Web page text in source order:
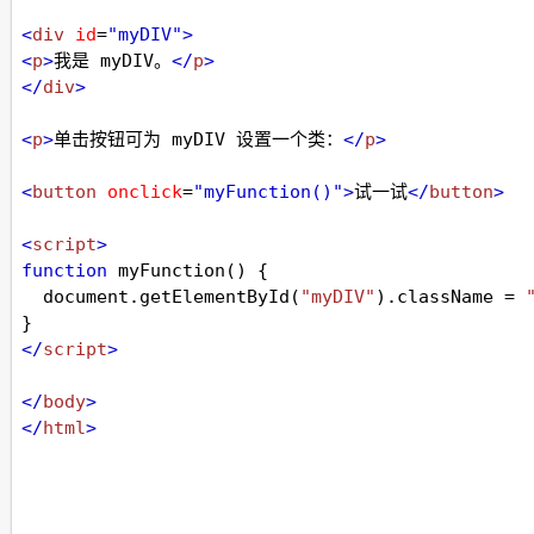
<div id="myDIV">
<p>我是 myDIV。 </p>
</div>
<p>单击按钮可为 myDIV 设置一个类： </p>
<button onclick="myFunction()">试一试</button>
<script>
function myFunction () {
document . getElementById ( "myDIV" ). className =
}
</script>
</body>
</html>